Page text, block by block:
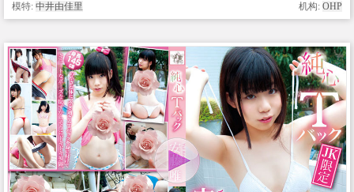
模特: 中井由佳里 机构: OHP